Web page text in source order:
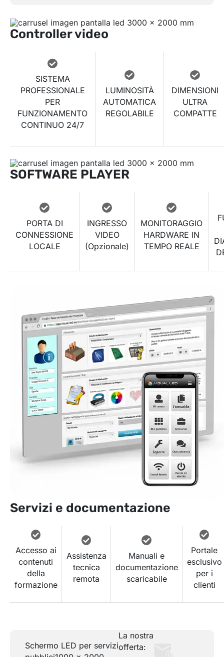
Controller video
SISTEMA
PROFESSIONALE
PER
FUNZIONAMENTO
CONTINUO 24/7
LUMINOSITÀ
AUTOMATICA
REGOLABILE
DIMENSIONI
ULTRA
COMPATTE
SOFTWARE PLAYER
PORTA DI
CONNESSIONE
LOCALE
INGRESSO
VIDEO
(Opzionale)
MONITORAGGIO
HARDWARE IN
TEMPO REALE
Servizi e documentazione
Accesso ai
contenuti
della
formazione
Assistenza
tecnica
remota
Manuali e
documentazione
scaricabile
Portale
esclusivo
per i
clienti
Schermo LED per servizi
La nostra
offerta: